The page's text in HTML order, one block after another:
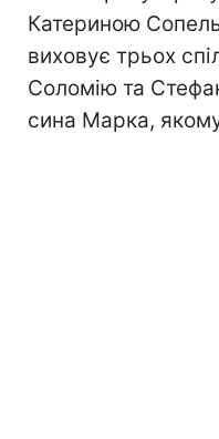
Катериною
виховує трьох
Соломію та
сина Марка,